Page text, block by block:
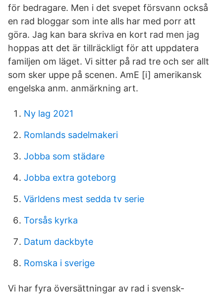
för bedragare. Men i det svepet försvann också
en rad bloggar som inte alls har med porr att
göra. Jag kan bara skriva en kort rad men jag
hoppas att det är tillräckligt för att uppdatera
familjen om läget. Vi sitter på rad tre och ser allt
som sker uppe på scenen. AmE [i] amerikansk
engelska anm. anmärkning art.
Ny lag 2021
Romlands sadelmakeri
Jobba som städare
Jobba extra goteborg
Världens mest sedda tv serie
Torsås kyrka
Datum dackbyte
Romska i sverige
Vi har fyra översättningar av rad i svensk-